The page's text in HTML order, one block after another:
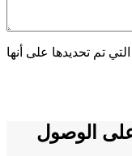
تم تحديدها على أنها
الوصول